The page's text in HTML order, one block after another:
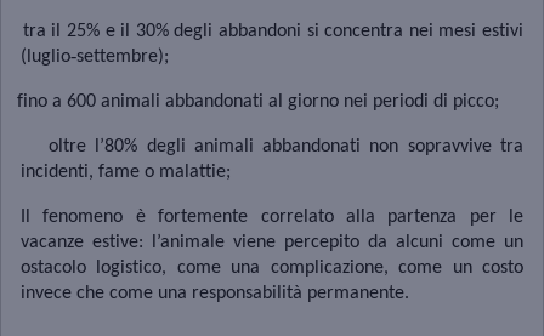
tra il 25% e il 30% degli abbandoni si concentra nei mesi estivi
(luglio‑settembre);
fino a 600 animali abbandonati al giorno nei periodi di picco;
oltre l’80% degli animali abbandonati non sopravvive tra
incidenti, fame o malattie;
Il fenomeno è fortemente correlato alla partenza per le
vacanze estive: l’animale viene percepito da alcuni come un
ostacolo logistico, come una complicazione, come un costo
invece che come una responsabilità permanente.